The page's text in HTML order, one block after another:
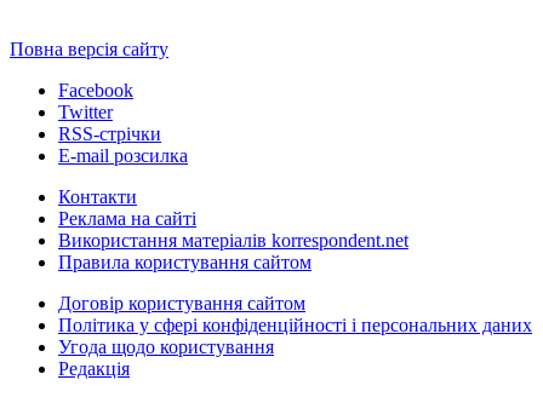
Повна версія сайту
Facebook
Twitter
RSS-стрічки
E-mail розсилка
Контакти
Реклама на сайті
Використання матеріалів korrespondent.net
Правила користування сайтом
Договір користування сайтом
Політика у сфері конфіденційності і персональних даних
Угода щодо користування
Редакція